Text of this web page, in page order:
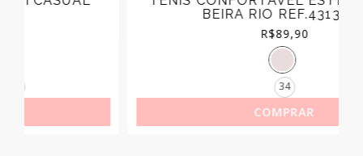
BEIRA RIO REF.4313.103